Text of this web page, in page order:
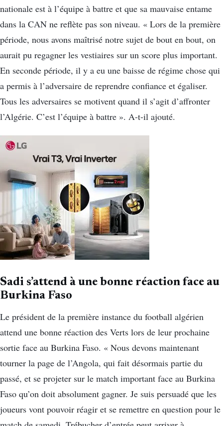
nationale est à l’équipe à battre et que sa mauvaise entame
dans la CAN ne reflète pas son niveau. « Lors de la première
période, nous avons maîtrisé notre sujet de bout en bout, on
aurait pu regagner les vestiaires sur un score plus important.
En seconde période, il y a eu une baisse de régime chose qui
a permis à l’adversaire de reprendre confiance et égaliser.
Tous les adversaires se motivent quand il s’agit d’affronter
l’Algérie. C’est l’équipe à battre ». A-t-il ajouté.
Sadi s’attend à une bonne réaction face au
Burkina Faso
Le président de la première instance du football algérien
attend une bonne réaction des Verts lors de leur prochaine
sortie face au Burkina Faso. « Nous devons maintenant
tourner la page de l’Angola, qui fait désormais partie du
passé, et se projeter sur le match important face au Burkina
Faso qu’on doit absolument gagner. Je suis persuadé que les
joueurs vont pouvoir réagir et se remettre en question pour le